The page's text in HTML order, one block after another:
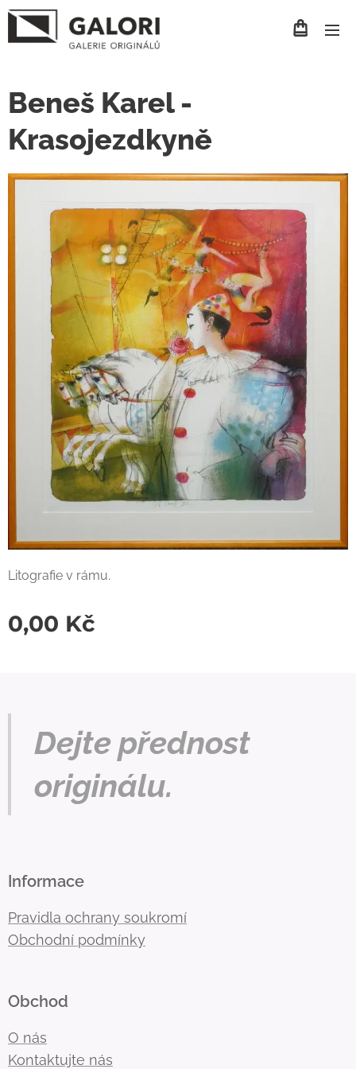
Beneš Karel -
Krasojezdkyně
Litografie v rámu.
0,00 Kč
Dejte přednost
originálu.
Informace
Pravidla ochrany soukromí
Obchodní podmínky
Obchod
O nás
Kontaktujte nás